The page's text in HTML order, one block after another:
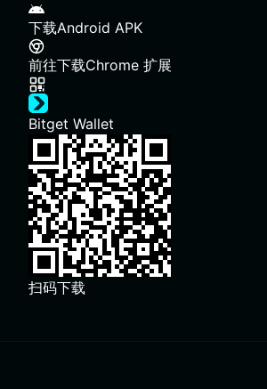
下载Android APK
前往下载Chrome 扩展
Bitget Wallet
扫码下载